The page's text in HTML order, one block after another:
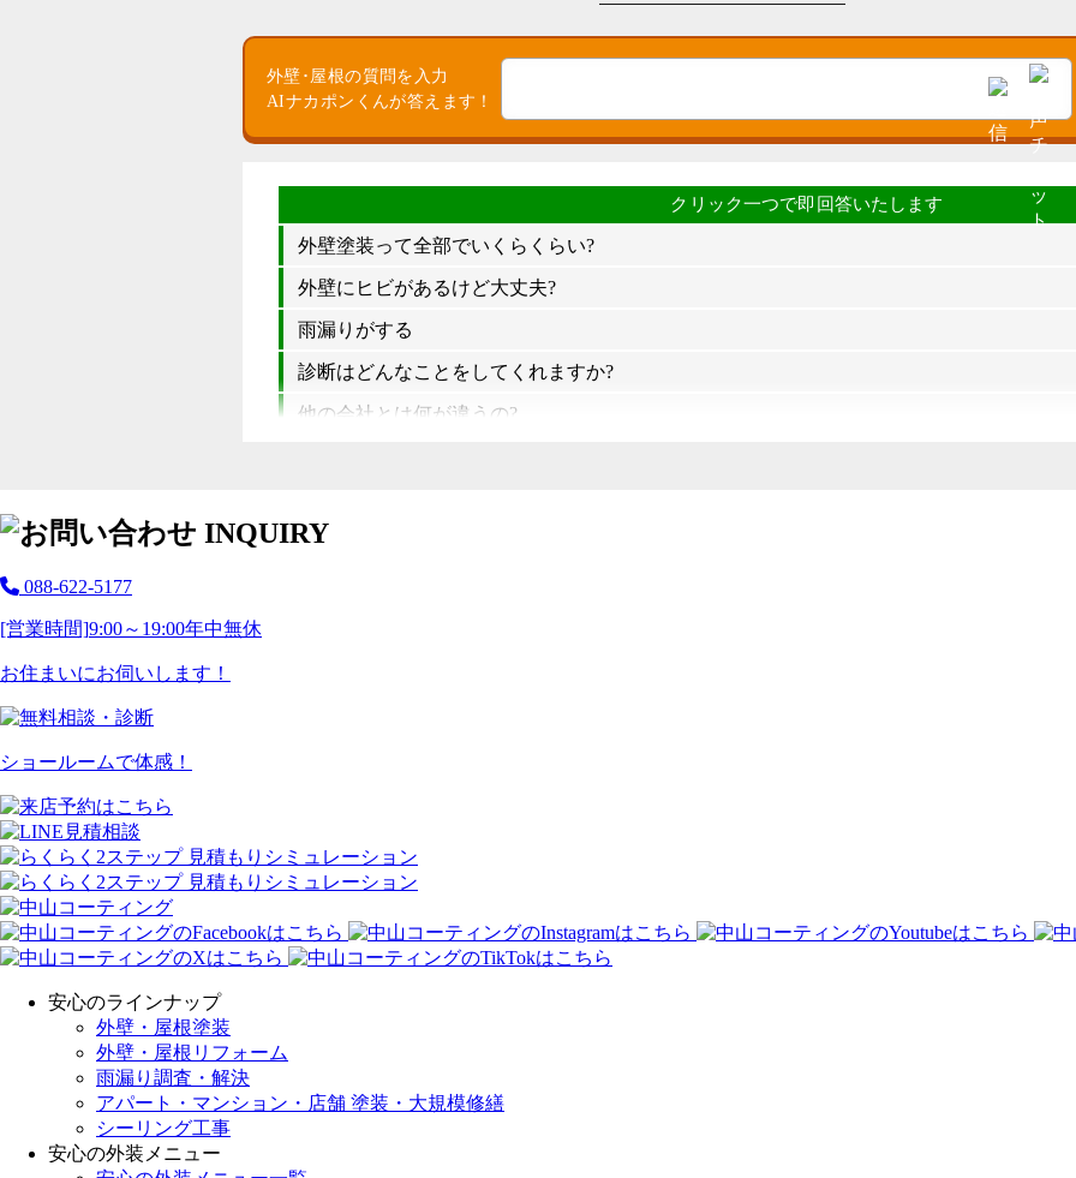
外壁･屋根の質問を入力
AIナカポンくんが答えます！
外壁塗装って全部でいくらくらい?
外壁にヒビがあるけど大丈夫?
雨漏りがする
診断はどんなことをしてくれますか?
他の会社とは何が違うの?
088-622-5177
[営業時間]9:00～19:00年中無休
お住まいにお伺いします！
ショールームで体感！
安心のラインナップ
外壁・屋根塗装
外壁・屋根リフォーム
雨漏り調査・解決
アパート・マンション・店舗 塗装・大規模修繕
シーリング工事
安心の外装メニュー